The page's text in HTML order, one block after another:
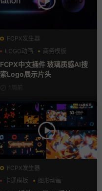
FCPX发生器
LOGO动画
商务模板
支持Intel+M芯片
FCPX中文插件 玻璃质感AI搜
索Logo展示片头
1周前
FCPX发生器
卡通模板
图形动画
手绘风